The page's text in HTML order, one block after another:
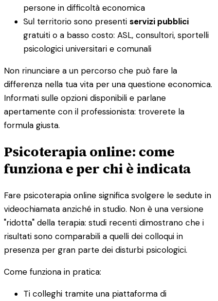
persone in difficoltà economica
Sul territorio sono presenti servizi pubblici
gratuiti o a basso costo: ASL, consultori, sportelli
psicologici universitari e comunali
Non rinunciare a un percorso che può fare la
differenza nella tua vita per una questione economica.
Informati sulle opzioni disponibili e parlane
apertamente con il professionista: troverete la
formula giusta.
Psicoterapia online: come
funziona e per chi è indicata
Fare psicoterapia online significa svolgere le sedute in
videochiamata anziché in studio. Non è una versione
"ridotta" della terapia: studi recenti dimostrano che i
risultati sono comparabili a quelli dei colloqui in
presenza per gran parte dei disturbi psicologici.
Come funziona in pratica:
Ti colleghi tramite una piattaforma di